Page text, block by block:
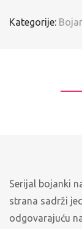
Kategorije:
Serijal bojanki
strana sadrži
odgovarajuću